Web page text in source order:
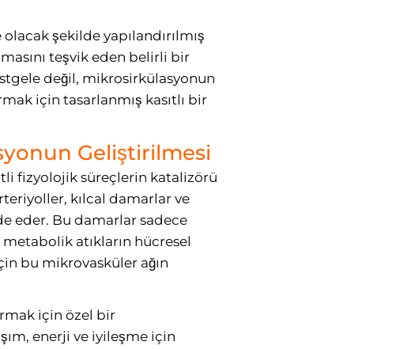
şekilde yapılandırılmış
teşvik eden belirli bir
değil, mikrosirkülasyonun
için tasarlanmış kasıtlı bir
Geliştirilmesi
fizyolojik süreçlerin katalizörü
kılcal damarlar ve
eder. Bu damarlar sadece
atıkların hücresel
bu mikrovasküler ağın
için özel bir
enerji ve iyileşme için